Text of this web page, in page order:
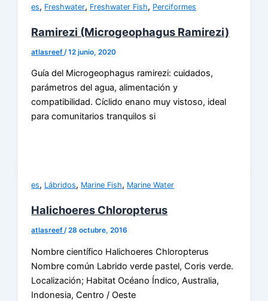
es, Freshwater, Freshwater Fish, Perciformes
Ramirezi (Microgeophagus Ramirezi)
atlasreef /12 junio, 2020
Guía del Microgeophagus ramirezi: cuidados,
parámetros del agua, alimentación y
compatibilidad. Cíclido enano muy vistoso, ideal
para comunitarios tranquilos si
es, Lábridos, Marine Fish, Marine Water
Halichoeres Chloropterus
atlasreef/28 octubre, 2016
Nombre científico Halichoeres Chloropterus
Nombre común Labrido verde pastel, Coris verde.
Localización; Habitat Océano Índico, Australia,
Indonesia, Centro / Oeste